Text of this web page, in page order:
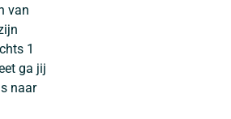
van
1
ga jij
naar